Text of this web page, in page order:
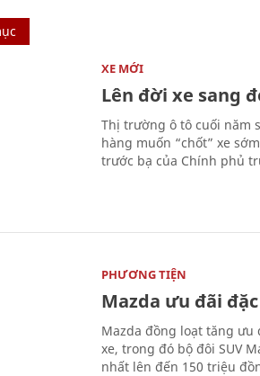
XE MỚI
Lên đời xe sang
Thị trường ô tô cuối năm
hàng muốn “chốt” xe
trước bạ của Chính phủ
PHƯƠNG TIỆN
Mazda ưu đãi
Mazda đồng loạt tăng ưu
xe, trong đó bộ đôi SUV
nhất lên đến 150 triệu